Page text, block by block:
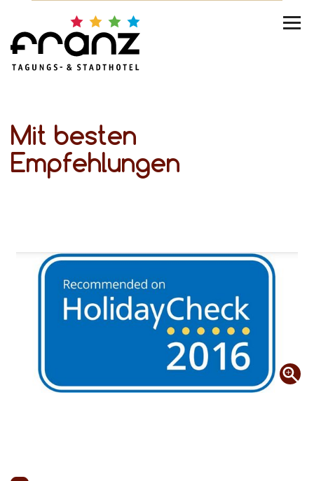
Mit besten
Empfehlungen